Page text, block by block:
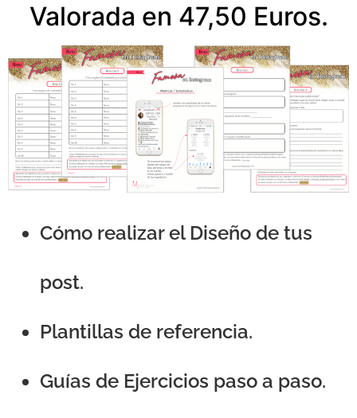
Valorada en 47,50 Euros.
Cómo realizar el Diseño de tus
post.
Plantillas de referencia.
Guías de Ejercicios paso a paso.